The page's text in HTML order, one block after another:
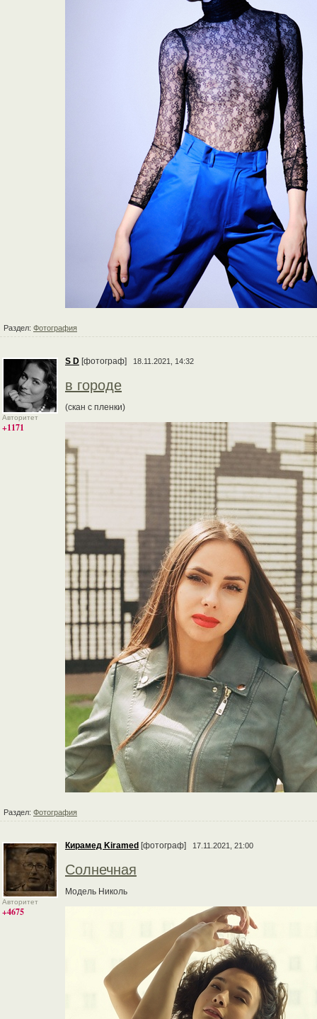
Раздел: Фотография
Авторитет
+1171
S D [фотограф] 18.11.2021, 14:32
в городе
(скан с пленки)
Раздел: Фотография
Авторитет
+4675
Кирамед Kiramed [фотограф] 17.11.2021, 21:00
Солнечная
Модель Николь